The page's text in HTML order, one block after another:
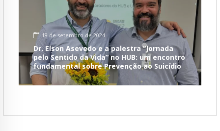
18 de setembro de 2024
Dr. Elson Asevedo e a palestra “Jornada
pelo Sentido da Vida” no HUB: um encontro
fundamental sobre Prevenção ao Suicídio